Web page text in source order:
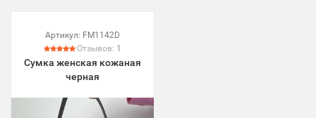
Артикул: FM1142D
Отзывов: 1
Сумка женская кожаная
черная